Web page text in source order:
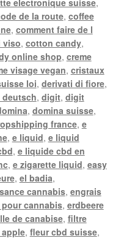
de la route, coffee
, comment faire de l
viso, cotton candy,
online shop, creme
visage vegan, cristaux
loi, derivati di fiore,
, digit, digit
, domina suisse,
france, e
, e liquid, e liquid
, e liquide cbd en
, e zigarette liquid, easy
, el badia,
cannabis, engrais
cannabis, erdbeere
de canabise, filtre
, fleur cbd suisse,